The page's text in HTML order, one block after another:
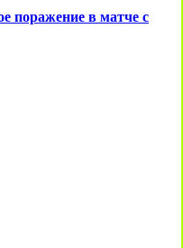
поражение в матче с